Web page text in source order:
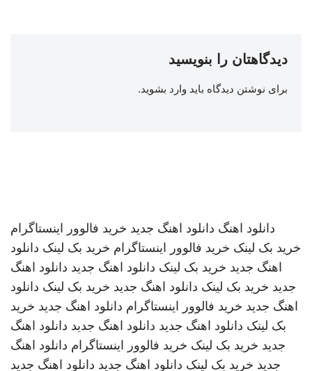
دیدگاهتان را بنویسید
برای نوشتن دیدگاه باید وارد بشوید.
دانلود اهنگ دانلود اهنگ جدید خرید فالوور اینستاگرام
خرید بک لینک خرید فالوور اینستاگرام خرید بک لینک دانلود
اهنگ جدید خرید بک لینک دانلود اهنگ جدید دانلود اهنگ
جدید خرید بک لینک دانلود اهنگ جدید خرید بک لینک دانلود
اهنگ جدید خرید فالوور اینستاگرام دانلود اهنگ جدید خرید
بک لینک دانلود اهنگ جدید دانلود اهنگ جدید دانلود اهنگ
جدید خرید بک لینک خرید فالوور اینستاگرام دانلود اهنگ
جدید خرید بک لینک دانلود اهنگ جدید دانلود اهنگ جدید